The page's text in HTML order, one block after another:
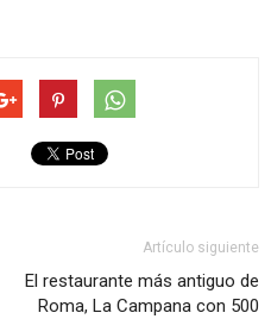
Artículo siguiente
El restaurante más antiguo de
Roma, La Campana con 500